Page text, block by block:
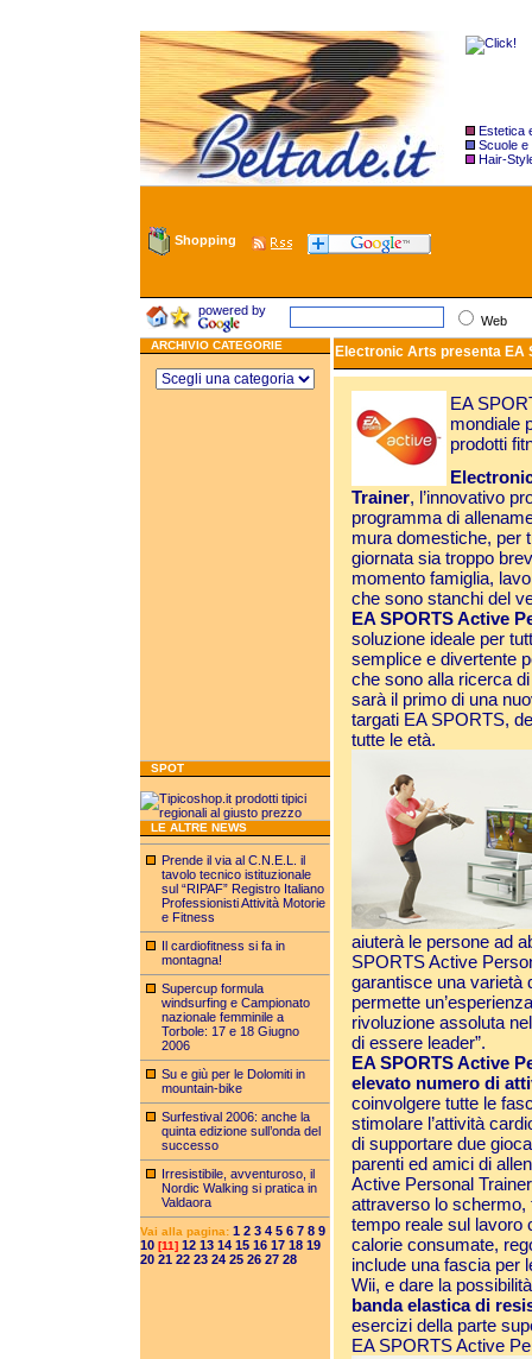
Estetica
Scuole e
Hair-
Shopping
powered by
Web
ARCHIVIO CATEGORIE
SPOT
LE ALTRE NEWS
Prende il via al C.N.E.L. il
tavolo tecnico istituzionale
sul “RIPAF” Registro Italiano
Professionisti Attività Motorie
e Fitness
Il cardiofitness si fa in
montagna!
Supercup formula
windsurfing e Campionato
nazionale femminile a
Torbole: 17 e 18 Giugno
2006
Su e giù per le Dolomiti in
mountain-bike
Surfestival 2006: anche la
quinta edizione sull’onda del
successo
Irresistibile, avventuroso, il
Nordic Walking si pratica in
Valdaora
Vai alla pagina: 1 2 3 4 5 6 7 8 9
10 [11] 12 13 14 15 16 17 18 19
20 21 22 23 24 25 26 27 28
Electronic Arts presenta EA
EA
mondiale
prodotti
Trainer, l’innovativo
programma di allen
mura domestiche, per
giornata sia troppo
momento famiglia,
che sono stanchi del
EA SPORTS Active
soluzione ideale per
semplice e divertente
che sono alla ricerca
sarà il primo di una
targati EA SPORTS,
tutte le età.
aiuterà le persone ad
SPORTS Active
garantisce una varietà
permette
rivoluzione assoluta
di essere leader”.
EA SPORTS Active
elevato numero di
coinvolgere tutte le
stimolare l’attività
di supportare due
parenti ed amici di
Active Personal
attraverso lo schermo,
tempo reale sul lavoro
calorie consumate,
include una fascia per
Wii, e dare la
banda elastica di
esercizi della parte
EA SPORTS Active